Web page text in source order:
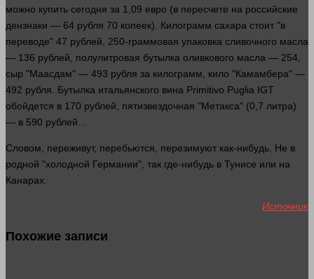
можно купить сегодня за 1,09 евро (в пересчете на российские
дензнаки — 64 рубля 70 копеек). Килограмм сахара стоит "в
переводе" 47 рублей , 250-граммовая упаковка сливочного масла
— 136 рублей , полулитровая бутылка оливкового масла — 254,
сыр "Маасдам" — 493 рубля за килограмм, кило "Камамбера" —
492 рубля . Бутылка итальянского вина Primitivo Puglia IGT
обойдется в 170 рублей , пятизвездочная "Метакса" (0,7 литра)
— в 590 рублей
Словом, переживут, перебьются, перезимуют как-нибудь. Не в
родной "холодной Германии", так где-нибудь в Тунисе или на
Канарах.
Источник
Похожие записи